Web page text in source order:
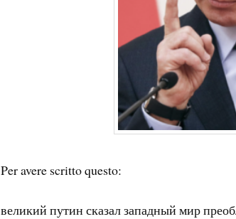
Per avere scritto questo:
великий путин сказал западный мир